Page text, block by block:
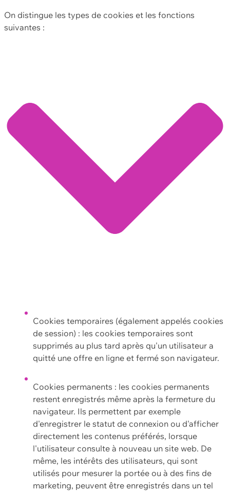
On distingue les types de cookies et les fonctions
suivantes :
Cookies temporaires (également appelés cookies
de session) : les cookies temporaires sont
supprimés au plus tard après qu'un utilisateur a
quitté une offre en ligne et fermé son navigateur.
Cookies permanents : les cookies permanents
restent enregistrés même après la fermeture du
navigateur. Ils permettent par exemple
d'enregistrer le statut de connexion ou d'afficher
directement les contenus préférés, lorsque
l'utilisateur consulte à nouveau un site web. De
même, les intérêts des utilisateurs, qui sont
utilisés pour mesurer la portée ou à des fins de
marketing, peuvent être enregistrés dans un tel